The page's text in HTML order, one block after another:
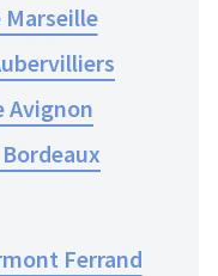
Avignon
Ferrand